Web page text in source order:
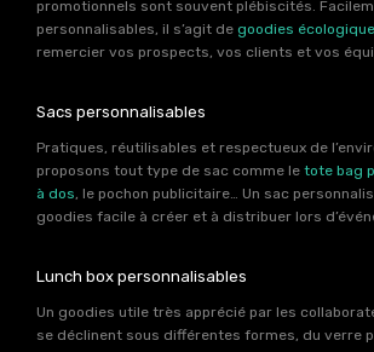
promotionnels sont souvent plébiscités.
personnalisables, il s’agit de goodies
remercier vos prospects, vos clients et vos
Sacs personnalisables
Pratiques, réutilisables et respectueux de
proposons tout type de sac comme le tote bag
à dos, le pochon publicitaire… Un sac
goodies facile à créer et à distribuer lors
Lunch box personnalisables
Un goodies utile très apprécié par les
se déclinent sous différentes formes, du verre